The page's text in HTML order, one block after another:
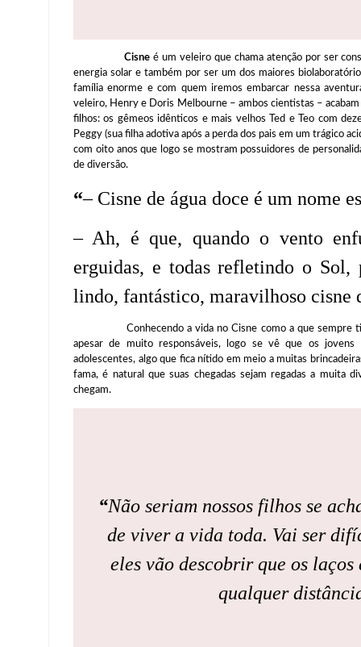
Cisne é um veleiro que chama atenção por ser
energia solar e também por ser um dos maiores
família enorme e com quem iremos embarcar nessa
veleiro, Henry e Doris Melbourne – ambos cientistas –
filhos: os gêmeos idênticos e mais velhos Ted e Teo com
Peggy (sua filha adotiva após a perda dos pais em um trágico
com oito anos que logo se mostram possuidores de
de diversão.
“– Cisne de água doce é um nome
– Ah, é que, quando o vento
erguidas, e todas refletindo o
lindo, fantástico, maravilhoso cisne
Conhecendo a vida no Cisne como a que sempre
apesar de muito responsáveis, logo se vê que os
adolescentes, algo que fica nítido em meio a muitas
fama, é natural que suas chegadas sejam regadas a muita
chegam.
“Não seriam nossos filhos se
de viver a vida toda. Vai ser
eles vão descobrir que os
qualquer